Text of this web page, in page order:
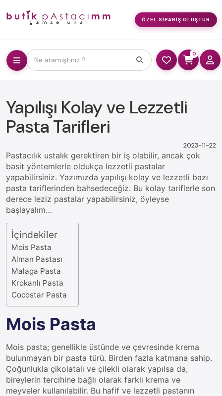
ÖZEL SIPARIŞ OLUŞTUR
Ne aramıştınız ?
0
Yapılışı Kolay ve Lezzetli
Pasta Tarifleri
2023-11-22
Pastacılık ustalık gerektiren bir iş olabilir, ancak çok
basit yöntemlerle oldukça lezzetli pastalar
yapabilirsiniz. Yazımızda yapılışı kolay ve lezzetli bazı
pasta tariflerinden bahsedeceğiz. Bu kolay tariflerle son
derece leziz pastalar yapabilirsiniz, öyleyse
başlayalım…
İçindekiler
Mois Pasta
Alman Pastası
Malaga Pasta
Krokanlı Pasta
Cocostar Pasta
Mois Pasta
Mois pasta; genellikle üstünde ve çevresinde krema
bulunmayan bir pasta türü. Birden fazla katmana sahip.
Çoğunlukla çikolatalı ve çilekli olarak yapılsa da,
bireylerin tercihine bağlı olarak farklı krema ve
meyveler kullanılabilir. Bu hafif ve lezzetli pastanın